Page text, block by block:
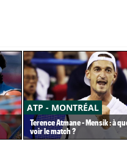
ATP - MONTRÉAL
Terence Atmane - Mensik : à
voir le match ?